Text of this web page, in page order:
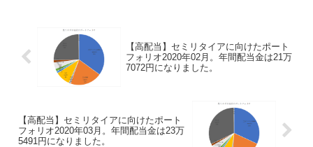
【高配当】セミリタイアに向けたポート
フォリオ2020年02月。年間配当金は21万
7072円になりました。
【高配当】セミリタイアに向けたポート
フォリオ2020年03月。年間配当金は23万
5491円になりました。